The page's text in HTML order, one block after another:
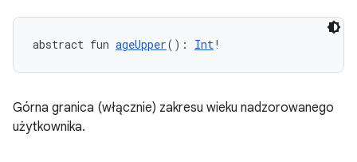
abstract fun ageUpper(): Int!
Górna granica (włącznie) zakresu wieku nadzorowanego
użytkownika.